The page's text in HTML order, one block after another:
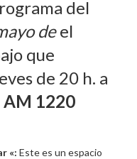
del
deel
que
de 20 h. a
AM 1220
«: Este es un espacio